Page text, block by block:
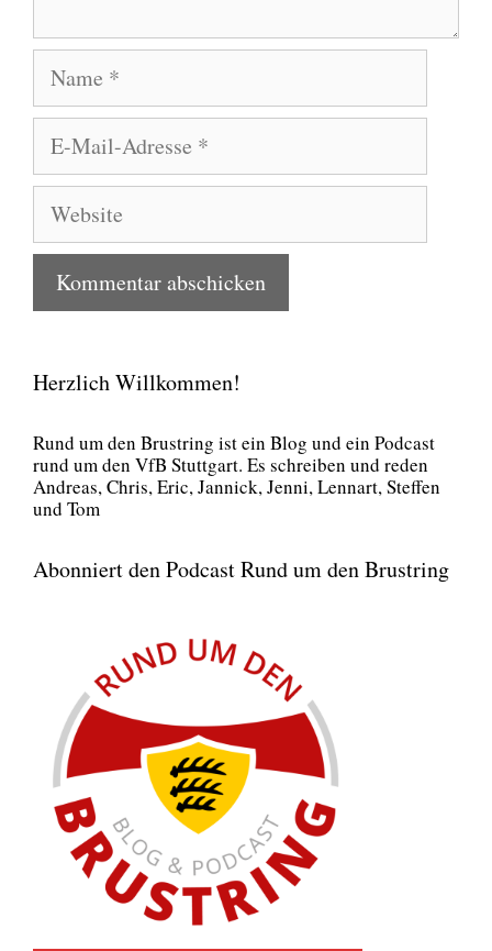
Mail-
Adresse
Herzlich Willkommen!
Rund um den Brust­ring ist ein Blog und ein Pod­cast
rund um den VfB Stutt­gart. Es schrei­ben und reden
Andre­as, Chris, Eric, Jan­nick, Jen­ni, Lenn­art, Stef­fen
und Tom
Abonniert den Podcast Rund um den Brustring